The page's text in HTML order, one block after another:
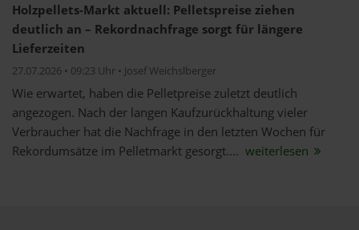
Holzpellets-Markt aktuell: Pelletspreise ziehen
deutlich an – Rekordnachfrage sorgt für längere
Lieferzeiten
27.07.2026 • 09:23 Uhr • Josef Weichslberger
Wie erwartet, haben die Pelletpreise zuletzt deutlich
angezogen. Nach der langen Kaufzurückhaltung vieler
Verbraucher hat die Nachfrage in den letzten Wochen für
Rekordumsätze im Pelletmarkt gesorgt.... weiterlesen